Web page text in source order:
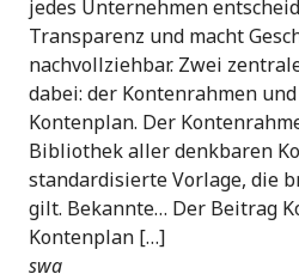
jedes Unternehmen
Transparenz und macht
nachvollziehbar. Zwei
dabei: der Kontenrahmen
Kontenplan. Der
Bibliothek aller denkbaren
standardisierte Vorlage, die
gilt. Bekannte… Der Beitrag
Kontenplan […]
swa